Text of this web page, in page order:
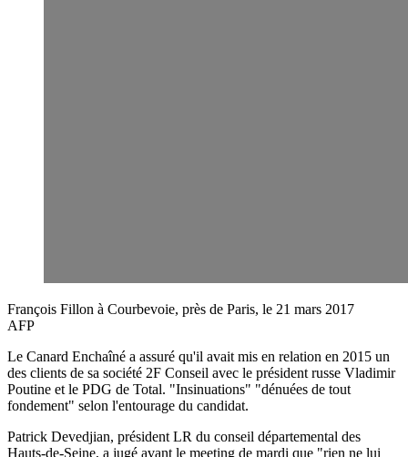
François Fillon à Courbevoie, près de Paris, le 21 mars 2017
AFP
Le Canard Enchaîné a assuré qu'il avait mis en relation en 2015 un
des clients de sa société 2F Conseil avec le président russe Vladimir
Poutine et le PDG de Total. "Insinuations" "dénuées de tout
fondement" selon l'entourage du candidat.
Patrick Devedjian, président LR du conseil départemental des
Hauts-de-Seine, a jugé avant le meeting de mardi que "rien ne lui